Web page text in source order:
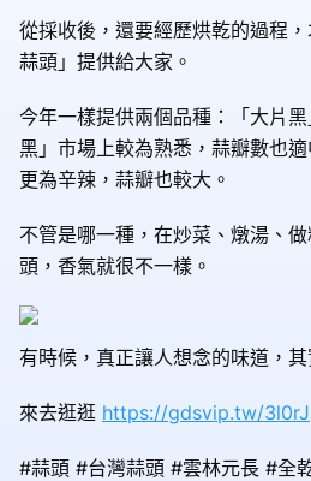
從採收後，還要經歷烘乾的過程
蒜頭」提供給大家。
今年一樣提供兩個品種：「大片
黑」市場上較為熟悉，蒜瓣數也
更為辛辣，蒜瓣也較大。
不管是哪一種，在炒菜、燉湯、
頭，香氣就很不一樣。
有時候，真正讓人想念的味道，其
來去逛逛 https://gdsvip.tw/3l0rJ
#蒜頭 #台灣蒜頭 #雲林元長 #全